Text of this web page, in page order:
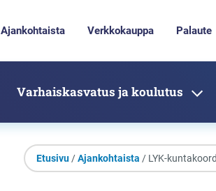
Ajankohtaista Verkkokauppa Palaute
Varhaiskasvatus ja koulutus
Etusivu/Ajankohtaista / LYK-